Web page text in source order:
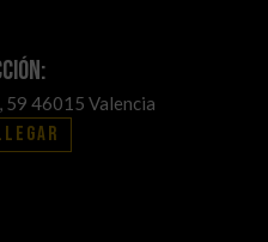
59 46015 Valencia